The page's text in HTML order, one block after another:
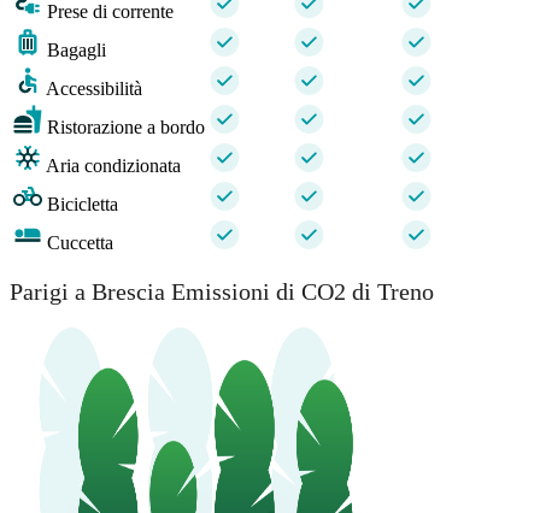
Prese di corrente
Bagagli
Accessibilità
Ristorazione a bordo
Aria condizionata
Bicicletta
Cuccetta
Parigi a Brescia Emissioni di CO2 di Treno